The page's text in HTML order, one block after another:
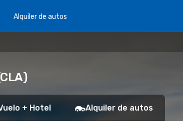
Alquiler de autos
+ Hotel Alquiler de autos